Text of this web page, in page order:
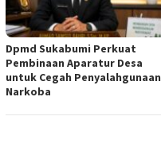
Dpmd Sukabumi Perkuat
Pembinaan Aparatur Desa
untuk Cegah Penyalahgunaan
Narkoba